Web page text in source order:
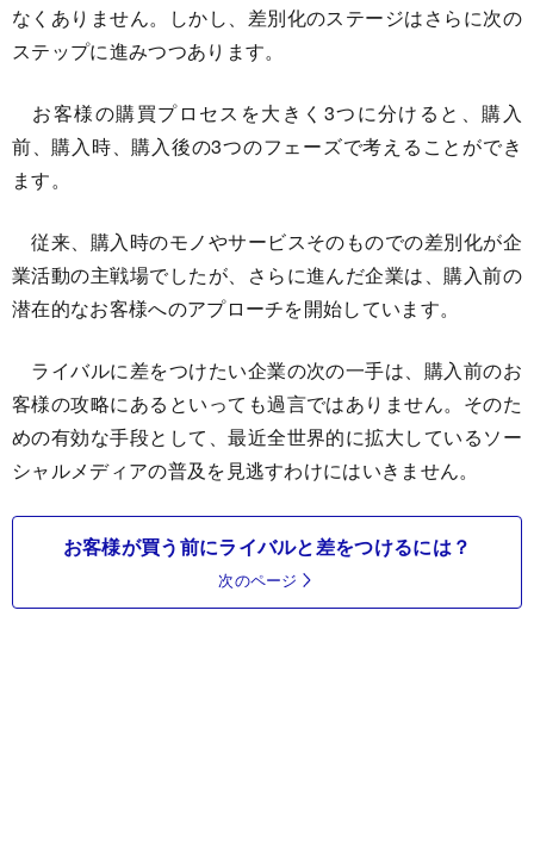
なくありません。しかし、差別化のステージはさらに次の
ステップに進みつつあります。
お客様の購買プロセスを大きく3つに分けると、購入
前、購入時、購入後の3つのフェーズで考えることができ
ます。
従来、購入時のモノやサービスそのものでの差別化が企
業活動の主戦場でしたが、さらに進んだ企業は、購入前の
潜在的なお客様へのアプローチを開始しています。
ライバルに差をつけたい企業の次の一手は、購入前のお
客様の攻略にあるといっても過言ではありません。そのた
めの有効な手段として、最近全世界的に拡大しているソー
シャルメディアの普及を見逃すわけにはいきません。
お客様が買う前にライバルと差をつけるには？
次のページ